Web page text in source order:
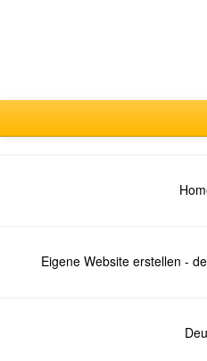
Eigene Website erstellen -